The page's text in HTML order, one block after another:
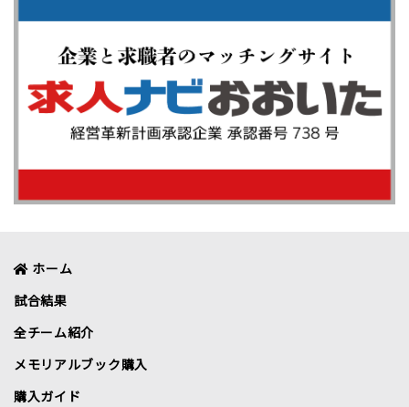
ホーム
試合結果
全チーム紹介
メモリアルブック購入
購入ガイド